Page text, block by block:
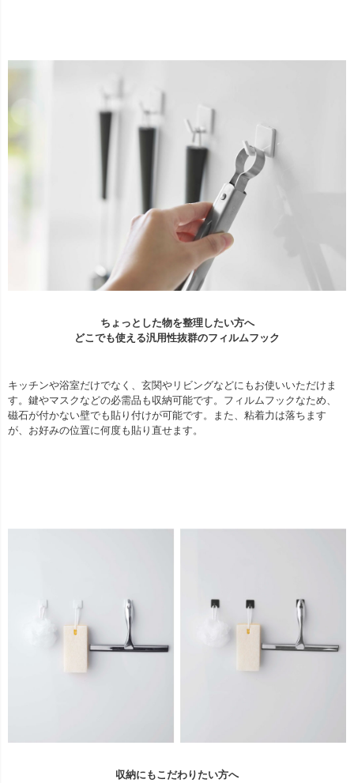
ちょっとした物を整理したい方へ
どこでも使える汎用性抜群のフィルムフック
キッチンや浴室だけでなく、玄関やリビングなどにもお使いいただけま
す。鍵やマスクなどの必需品も収納可能です。フィルムフックなため、
磁石が付かない壁でも貼り付けが可能です。また、粘着力は落ちます
が、お好みの位置に何度も貼り直せます。
収納にもこだわりたい方へ